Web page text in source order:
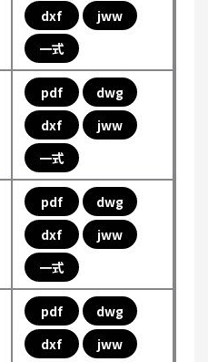
dxf
jww
一式
pdf
dwg
dxf
jww
一式
pdf
dwg
dxf
jww
一式
pdf
dwg
dxf
jww